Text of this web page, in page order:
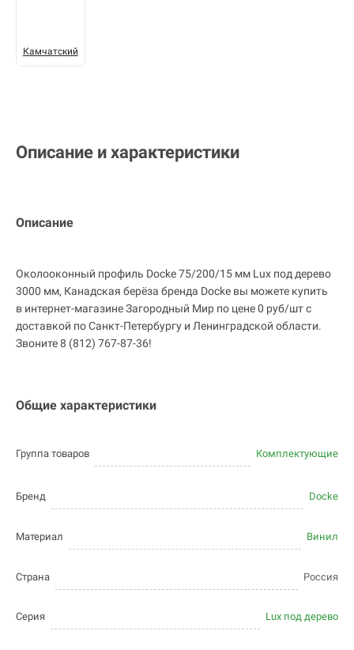
Камчатский
Описание и характеристики
Описание
Околооконный профиль Docke 75/200/15 мм Lux под дерево
3000 мм, Канадская берёза бренда Docke вы можете купить
в интернет-магазине Загородный Мир по цене 0 руб/шт с
доставкой по Санкт-Петербургу и Ленинградской области.
Звоните 8 (812) 767-87-36!
Общие характеристики
Группа товаров Комплектующие
Бренд Docke
Материал Винил
Страна Россия
Серия Lux под дерево